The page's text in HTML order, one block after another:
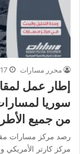
محرر مسارات 17 يناير، 2021
إطار عمل
سوريا
من جميع
رصد مركز مسارات
مركز كارتر